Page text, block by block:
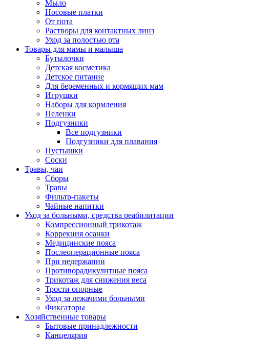
Мыло
Носовые платки
От пота
Растворы для контактных линз
Уход за полостью рта
Товары для мамы и малыша
Бутылочки
Детская косметика
Детское питание
Для беременных и кормящих мам
Игрушки
Наборы для кормления
Пеленки
Подгузники
Все подгузники
Подгузники для плавания
Пустышки
Соски
Травы, чаи
Сборы
Травы
Фильтр-пакеты
Чайные напитки
Уход за больными, средства реабилитации
Компрессионный трикотаж
Коррекция осанки
Медицинские пояса
Послеоперационные пояса
При недержании
Противорадикулитные пояса
Трикотаж для снижения веса
Трости опорные
Уход за лежачими больными
Фиксаторы
Хозяйственные товары
Бытовые принадлежности
Канцелярия